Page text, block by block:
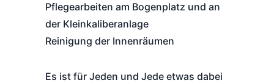
Pflegearbeiten am Bogenplatz und an
der Kleinkaliberanlage
Reinigung der Innenräumen
Es ist für Jeden und Jede etwas dabei